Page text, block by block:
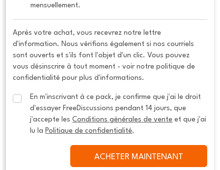
mensuellement.
Après votre achat, vous recevrez notre lettre
d'information. Nous vérifions également si nos courriels
sont ouverts et s'ils font l'objet d'un clic. Vous pouvez
vous désinscrire à tout moment - voir notre politique de
confidentialité pour plus d'informations.
En m'inscrivant à ce pack, je confirme que j'ai le droit
d'essayer FreeDiscussions pendant 14 jours, que
j'accepte les Conditions générales de vente et que j'ai
lu la Politique de confidentialité.
ACHETER MAINTENANT